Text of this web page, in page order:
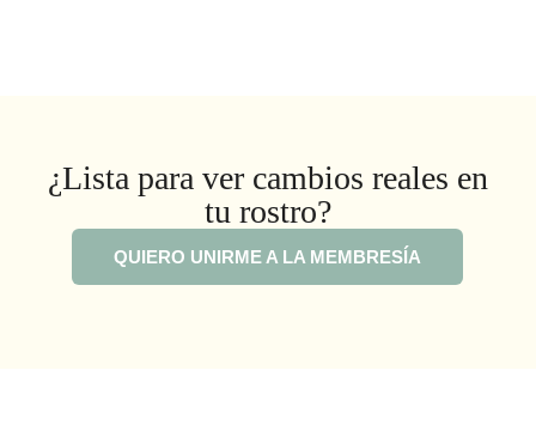
¿Lista para ver cambios reales en
tu rostro?
QUIERO UNIRME A LA MEMBRESÍA